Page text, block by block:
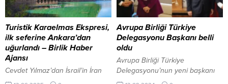
olmadı. Çünkü ; İYİ parti , iktidar
ve medya tarafından Fetö’cülükle
ve devlet hainliğiyle
suçlanılıyordu ve bu...
sağlanacak hem de karbon
salınımı azaltılarak çevreye
büyük katkı sunulacak.
Büyükşehir’den çevreye katkı
Kocaeli Büyükşehir Belediyesi
hayata geçirdiği çevre
yatırımlarıyla...
Turistik Karaelmas Ekspresi,
ilk seferine Ankara’dan
uğurlandı – Birlik Haber
Ajansı
Cevdet Yılmaz’dan İsrail’in İran
saldırısına: Barbar bir tutumdur
Avrupa Birliği Türkiye
Delegasyonu Başkanı belli
oldu
Avrupa Birliği Türkiye
Delegasyonu’nun yeni başkanı
olarak Büyükelçi Thomas Hans